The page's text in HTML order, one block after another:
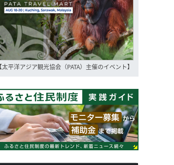
【太平洋アジア観光協会（PATA）主催のイベント】